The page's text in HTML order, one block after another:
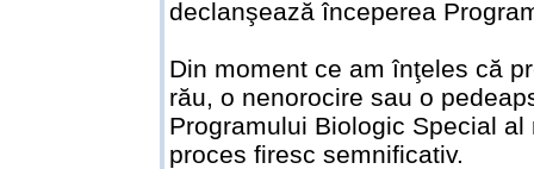
declanşează începerea
Din moment ce am înţeles că
rău, o nenorocire sau o
Programului Biologic Special
proces firesc semnificativ.